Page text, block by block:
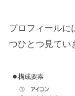
プロフィールに
つひとつ見てい